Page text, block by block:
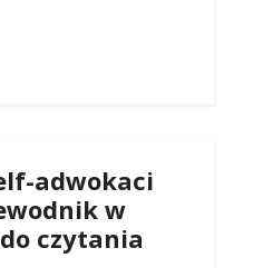
adwokaci
w
czytania